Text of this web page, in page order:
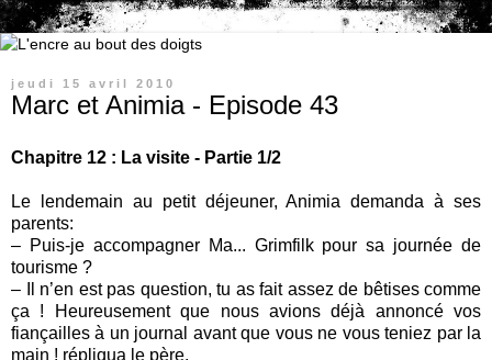
jeudi 15 avril 2010
Marc et Animia - Episode 43
Chapitre 12 : La visite - Partie 1/2
Le lendemain au petit déjeuner, Animia demanda à ses
parents:
– Puis-je accompagner Ma... Grimfilk pour sa journée de
tourisme ?
– Il n’en est pas question, tu as fait assez de bêtises comme
ça ! Heureusement que nous avions déjà annoncé vos
fiançailles à un journal avant que vous ne vous teniez par la
main ! répliqua le père.